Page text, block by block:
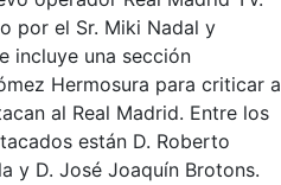
por el Sr. Miki Nadal y
incluye una sección
Hermosura para criticar a
al Real Madrid. Entre los
están D. Roberto
y D. José Joaquín Brotons.